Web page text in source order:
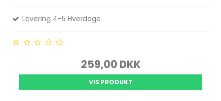
Levering 4-5 Hverdage
259,00 DKK
VIS PRODUKT